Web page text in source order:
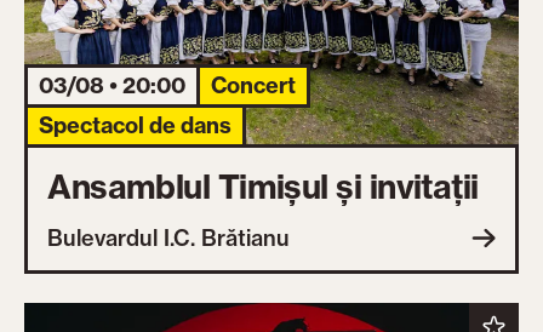
03/08 • 20:00
Concert
Spectacol de dans
Ansamblul Timișul și invitații
Bulevardul I.C. Brătianu